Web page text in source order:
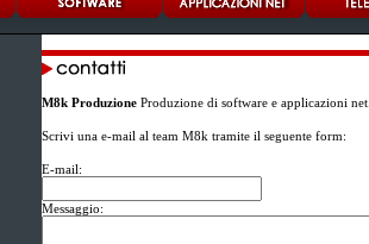
M8k ProduzioneProduzione di software e applicazioni net.
Scrivi una e-mail al team M8k tramite il seguente form:
E-mail:
Messaggio: